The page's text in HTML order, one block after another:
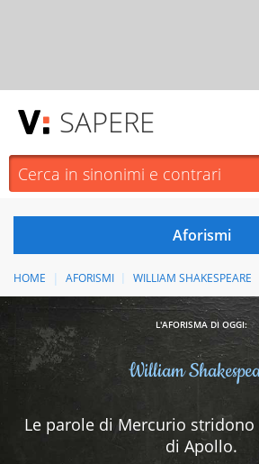
SAPERE
HOME AFORISMI WILLIAM SHAKESPEARE
L'AFORISMA DI OGGI:
William
Le parole di Mercurio
di Apollo.